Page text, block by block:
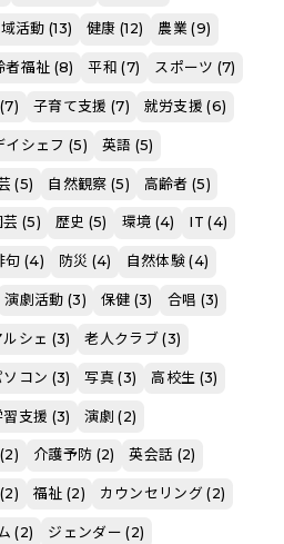
活動 (13) 健康 (12) 農業 (9)
者福祉 (8) 平和 (7) スポーツ (7)
子育て支援 (7) 就労支援 (6)
イシェフ (5) 英語 (5)
(5) 自然観察 (5) 高齢者 (5)
芸 (5) 歴史 (5) 環境 (4) IT (4)
句 (4) 防災 (4) 自然体験 (4)
演劇活動 (3) 保健 (3) 合唱 (3)
ルシェ (3) 老人クラブ (3)
ソコン (3) 写真 (3) 高校生 (3)
習支援 (3) 演劇 (2)
介護予防 (2) 英会話 (2)
福祉 (2) カウンセリング (2)
(2) ジェンダー (2)